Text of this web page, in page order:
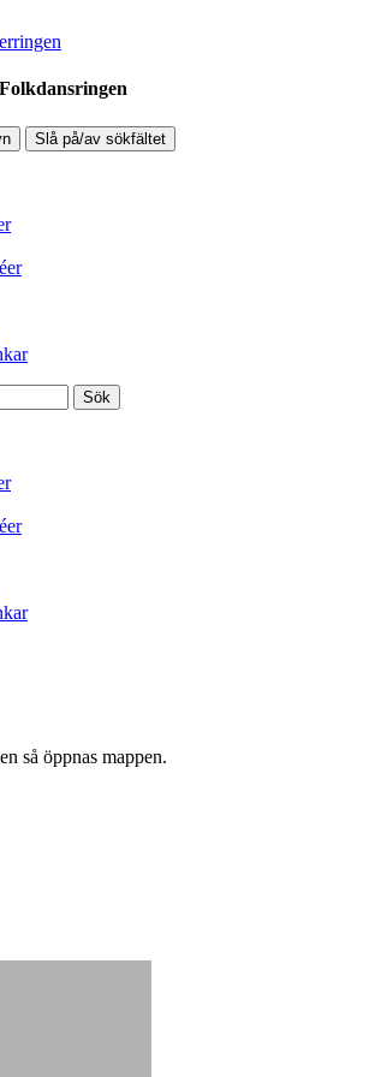
Slå på/av sökfältet
Sök
så öppnas mappen.